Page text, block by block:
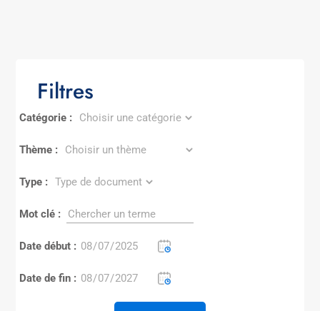
Filtres
Catégorie :
Thème :
Type :
Mot clé :
Date début :
Date de fin :